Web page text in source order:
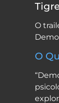
O
O